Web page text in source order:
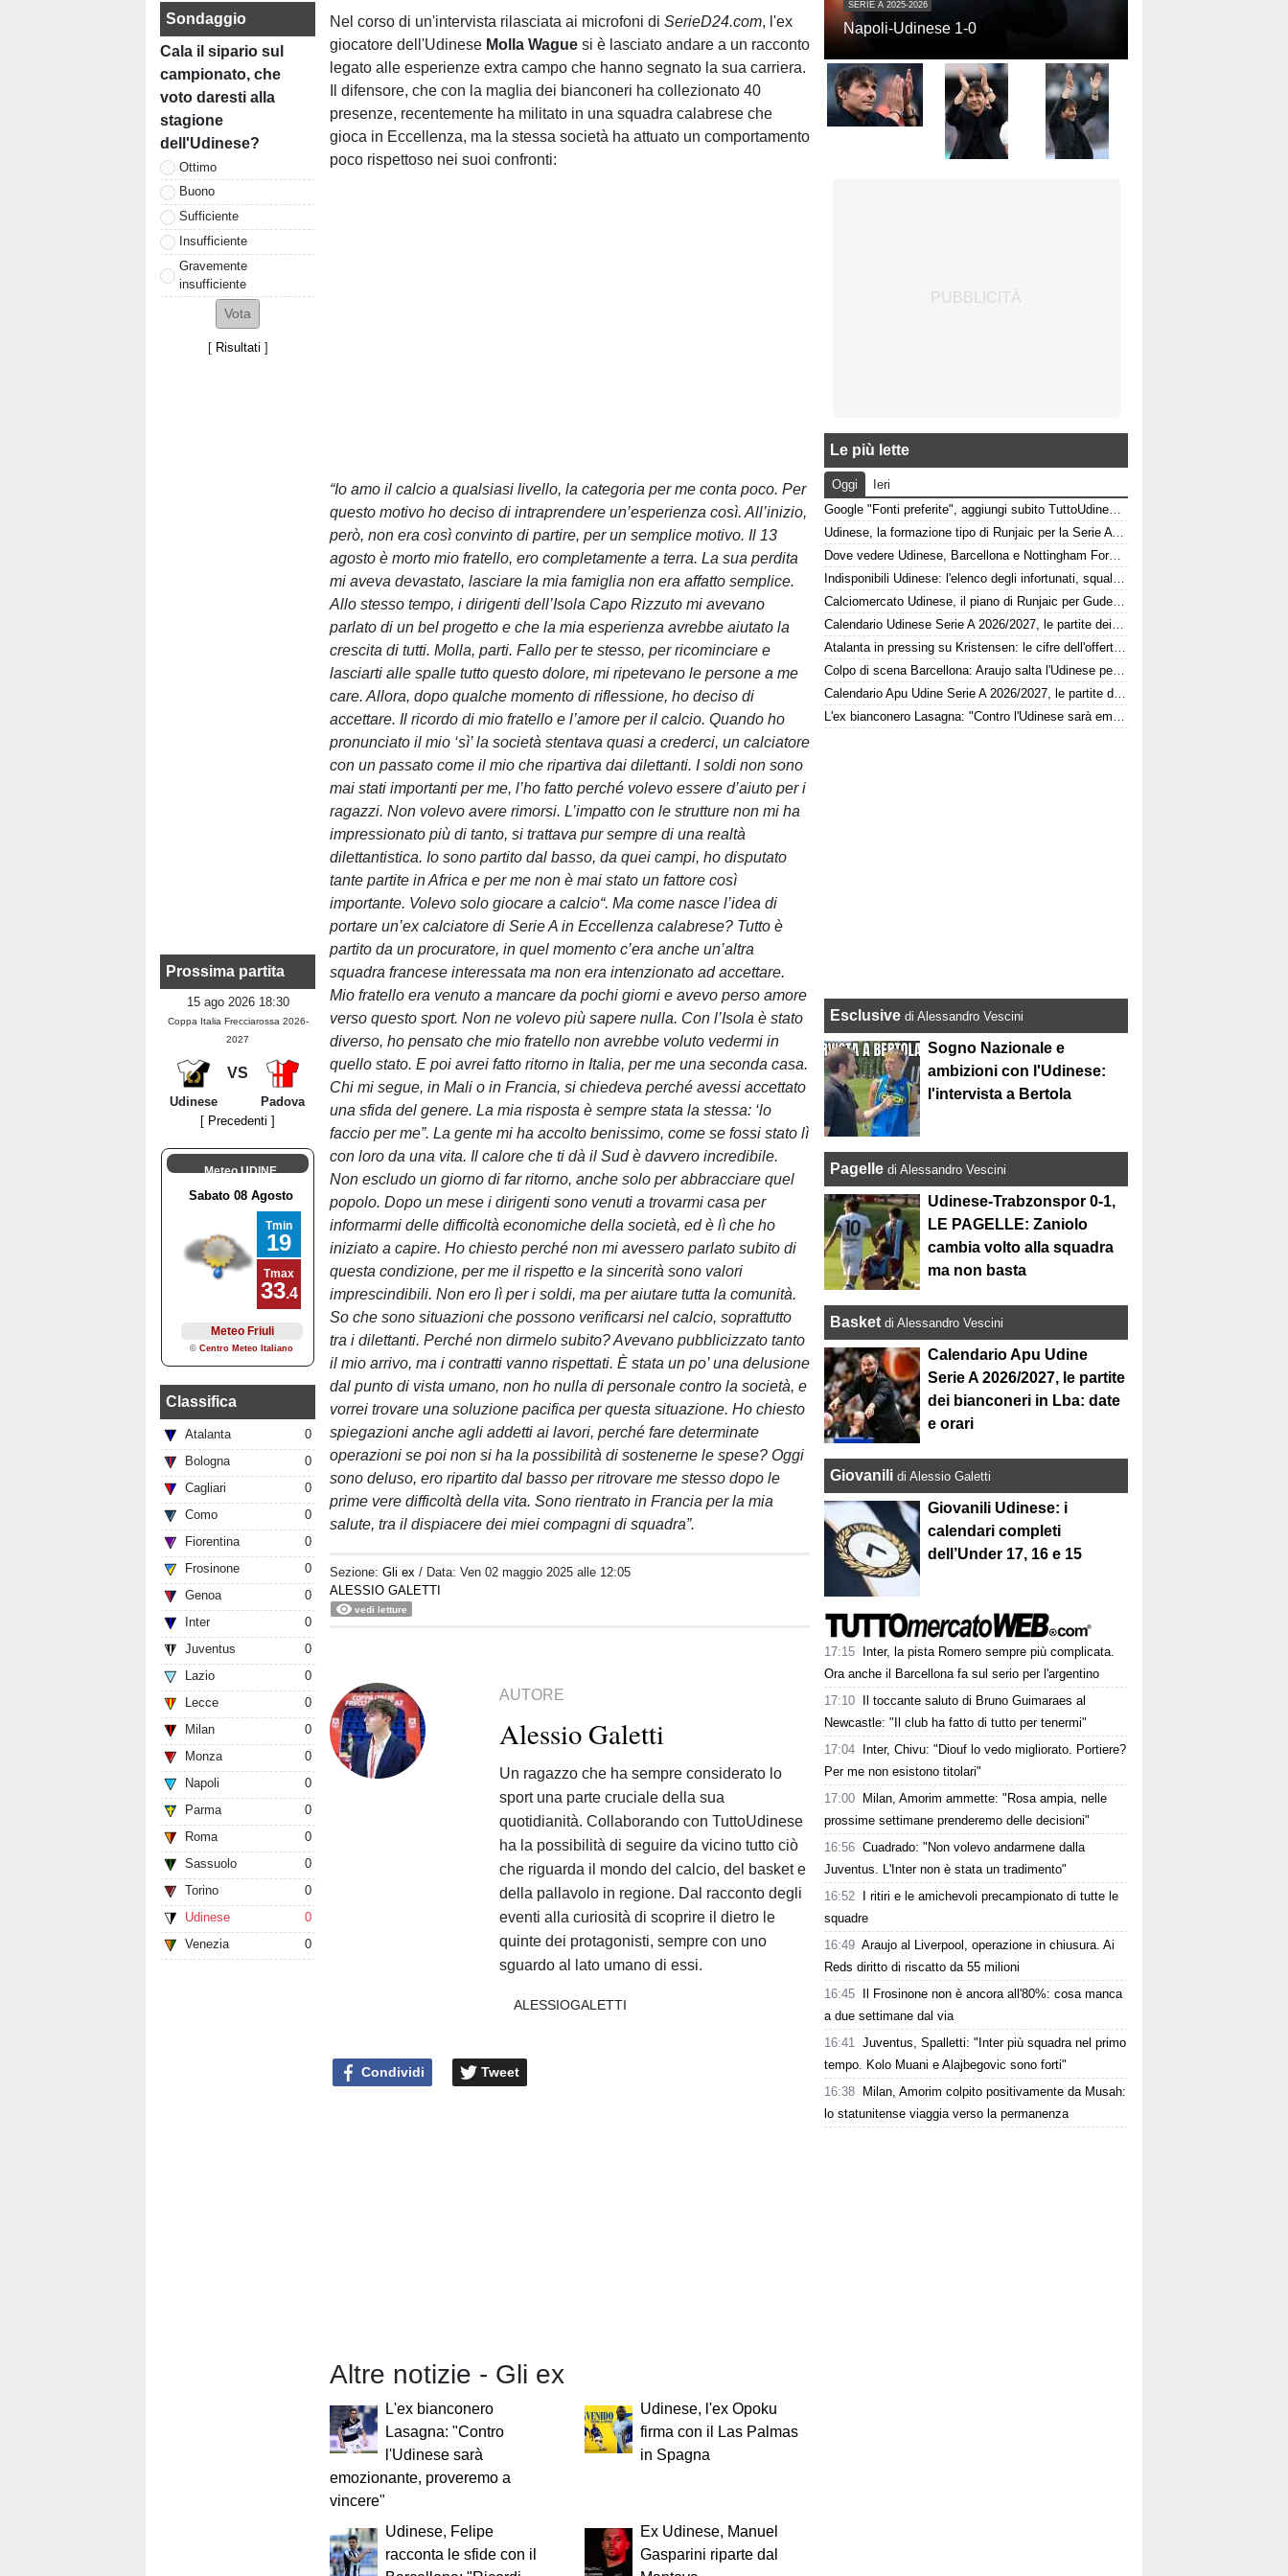
Sondaggio
Cala il sipario sul
campionato, che
voto daresti alla
stagione
dell'Udinese?
Ottimo
Buono
Sufficiente
Insufficiente
Gravemente
insufficiente
[ Risultati ]
Prossima partita
15 ago 2026 18:30
Coppa Italia Frecciarossa 2026-
2027
VS
Udinese
Padova
[ Precedenti ]
Meteo UDINE
Classifica
Atalanta
0
Bologna
0
Cagliari
0
Como
0
Fiorentina
0
Frosinone
0
Genoa
0
Inter
0
Juventus
0
Lazio
0
Lecce
0
Milan
0
Monza
0
Napoli
0
Parma
0
Roma
0
Sassuolo
0
Torino
0
Udinese
0
Venezia
0
Nel corso di un'intervista rilasciata ai microfoni diSerieD24.com, l'ex
giocatore dell'Udinese Molla Wague si è lasciato andare a un racconto
legato alle esperienze extra campo che hanno segnato la sua carriera.
Il difensore, che con la maglia dei bianconeri ha collezionato 40
presenze, recentemente ha militato in una squadra calabrese che
gioca in Eccellenza, ma la stessa società ha attuato un comportamento
poco rispettoso nei suoi confronti:
“Io amo il calcio a qualsiasi livello, la categoria per me conta poco. Per
questo motivo ho deciso di intraprendere un’esperienza così. All’inizio,
però, non era così convinto di partire, per un semplice motivo. Il 13
agosto è morto mio fratello, ero completamente a terra. La sua perdita
mi aveva devastato, lasciare la mia famiglia non era affatto semplice.
Allo stesso tempo, i dirigenti dell’Isola Capo Rizzuto mi avevano
parlato di un bel progetto e che la mia esperienza avrebbe aiutato la
crescita di tutti. Molla, parti. Fallo per te stesso, per ricominciare e
lasciarti alle spalle tutto questo dolore, mi ripetevano le persone a me
care. Allora, dopo qualche momento di riflessione, ho deciso di
accettare. Il ricordo di mio fratello e l’amore per il calcio. Quando ho
pronunciato il mio ‘sì’ la società stentava quasi a crederci, un calciatore
con un passato come il mio che ripartiva dai dilettanti. I soldi non sono
mai stati importanti per me, l’ho fatto perché volevo essere d’aiuto per i
ragazzi. Non volevo avere rimorsi. L’impatto con le strutture non mi ha
impressionato più di tanto, si trattava pur sempre di una realtà
dilettantistica. Io sono partito dal basso, da quei campi, ho disputato
tante partite in Africa e per me non è mai stato un fattore così
importante. Volevo solo giocare a calcio“. Ma come nasce l’idea di
portare un’ex calciatore di Serie A in Eccellenza calabrese? Tutto è
partito da un procuratore, in quel momento c’era anche un’altra
squadra francese interessata ma non era intenzionato ad accettare.
Mio fratello era venuto a mancare da pochi giorni e avevo perso amore
verso questo sport. Non ne volevo più sapere nulla. Con l’Isola è stato
diverso, ho pensato che mio fratello non avrebbe voluto vedermi in
quello stato. E poi avrei fatto ritorno in Italia, per me una seconda casa.
Chi mi segue, in Mali o in Francia, si chiedeva perché avessi accettato
una sfida del genere. La mia risposta è sempre stata la stessa: ‘lo
faccio per me”. La gente mi ha accolto benissimo, come se fossi stato lì
con loro da una vita. Il calore che ti dà il Sud è davvero incredibile.
Non escludo un giorno di far ritorno, anche solo per abbracciare quel
popolo. Dopo un mese i dirigenti sono venuti a trovarmi casa per
informarmi delle difficoltà economiche della società, ed è lì che ho
iniziato a capire. Ho chiesto perché non mi avessero parlato subito di
questa condizione, per me il rispetto e la sincerità sono valori
imprescindibili. Non ero lì per i soldi, ma per aiutare tutta la comunità.
So che sono situazioni che possono verificarsi nel calcio, soprattutto
tra i dilettanti. Perché non dirmelo subito? Avevano pubblicizzato tanto
il mio arrivo, ma i contratti vanno rispettati. È stata un po’ una delusione
dal punto di vista umano, non ho nulla di personale contro la società, e
vorrei trovare una soluzione pacifica per questa situazione. Ho chiesto
spiegazioni anche agli addetti ai lavori, perché fare determinate
operazioni se poi non si ha la possibilità di sostenerne le spese? Oggi
sono deluso, ero ripartito dal basso per ritrovare me stesso dopo le
prime vere difficoltà della vita. Sono rientrato in Francia per la mia
salute, tra il dispiacere dei miei compagni di squadra”.
Sezione:Gli ex / Data:Ven 02 maggio 2025 alle 12:05
ALESSIO GALETTI
vedi letture
AUTORE
Alessio Galetti
Un ragazzo che ha sempre considerato lo
sport una parte cruciale della sua
quotidianità. Collaborando con TuttoUdinese
ha la possibilità di seguire da vicino tutto ciò
che riguarda il mondo del calcio, del basket e
della pallavolo in regione. Dal racconto degli
eventi alla curiosità di scoprire il dietro le
quinte dei protagonisti, sempre con uno
sguardo al lato umano di essi.
ALESSIOGALETTI
Condividi Tweet
Altre notizie - Gli ex
L'ex bianconero
Lasagna: "Contro
l'Udinese sarà
emozionante, proveremo a
vincere"
Udinese, l'ex Opoku
firma con il Las Palmas
in Spagna
Udinese, Felipe
racconta le sfide con il
Ex Udinese, Manuel
Gasparini riparte dal
SERIE A 2025-2026
Napoli-Udinese 1-0
Le più lette
Oggi
Ieri
Google "Fonti preferite", aggiungi subito TuttoUdinese e personalizza le tue notizie
Udinese, la formazione tipo di Runjaic per la Serie A 2026/2027
Dove vedere Udinese, Barcellona e Nottingham Forest in tv e streaming | FVG Cup
Indisponibili Udinese: l'elenco degli infortunati, squalificati e diffidati
Calciomercato Udinese, il piano di Runjaic per Gudelj: l'ex Siviglia avrà un nuovo ruolo
Calendario Udinese Serie A 2026/2027, le partite dei bianconeri: date e orari
Atalanta in pressing su Kristensen: le cifre dell'offerta e la netta condizione dell'Udinese
Colpo di scena Barcellona: Araujo salta l'Udinese per volare a Liverpool! Le 3 assenze di Flick
Calendario Apu Udine Serie A 2026/2027, le partite dei bianconeri in Lba: date e orari
L'ex bianconero Lasagna: "Contro l'Udinese sarà emozionante, proveremo a vincere"
Esclusive di Alessandro Vescini
Sogno Nazionale e
ambizioni con l'Udinese:
l'intervista a Bertola
Pagelle di Alessandro Vescini
Udinese-Trabzonspor 0-1,
LE PAGELLE: Zaniolo
cambia volto alla squadra
ma non basta
Basket di Alessandro Vescini
Calendario Apu Udine
Serie A 2026/2027, le partite
dei bianconeri in Lba: date
e orari
Giovanili di Alessio Galetti
Giovanili Udinese: i
calendari completi
dell’Under 17, 16 e 15
17:15
Inter, la pista Romero sempre più complicata.
Ora anche il Barcellona fa sul serio per l'argentino
17:10
Il toccante saluto di Bruno Guimaraes al
Newcastle: "Il club ha fatto di tutto per tenermi"
17:04
Inter, Chivu: "Diouf lo vedo migliorato. Portiere?
Per me non esistono titolari"
17:00
Milan, Amorim ammette: "Rosa ampia, nelle
prossime settimane prenderemo delle decisioni"
16:56 Cuadrado: "Non volevo andarmene dalla
Juventus. L'Inter non è stata un tradimento"
16:52
I ritiri e le amichevoli precampionato di tutte le
squadre
16:49 Araujo al Liverpool, operazione in chiusura. Ai
Reds diritto di riscatto da 55 milioni
16:45
Il Frosinone non è ancora all'80%: cosa manca
a due settimane dal via
16:41 Juventus, Spalletti: "Inter più squadra nel primo
tempo. Kolo Muani e Alajbegovic sono forti"
16:38
Milan, Amorim colpito positivamente da Musah:
lo statunitense viaggia verso la permanenza